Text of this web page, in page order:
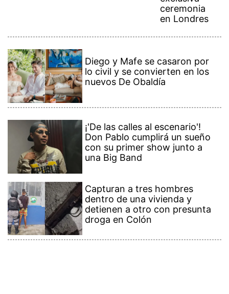
ceremonia
en Londres
Diego y Mafe se casaron por
lo civil y se convierten en los
nuevos De Obaldía
¡'De las calles al escenario'!
Don Pablo cumplirá un sueño
con su primer show junto a
una Big Band
Capturan a tres hombres
dentro de una vivienda y
detienen a otro con presunta
droga en Colón